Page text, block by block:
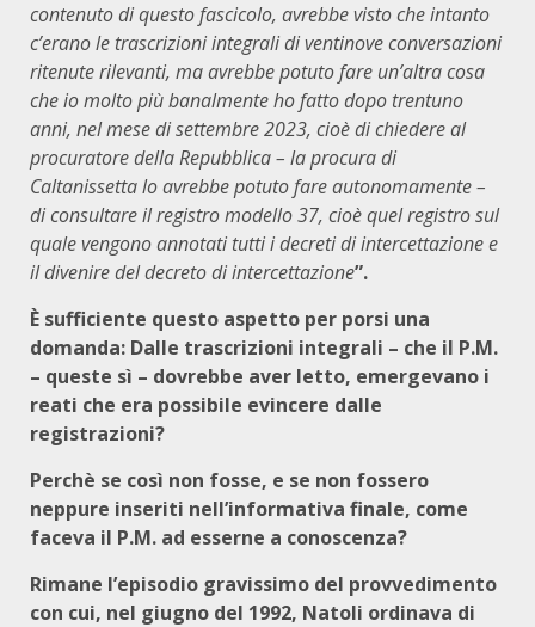
contenuto di questo fascicolo, avrebbe visto che intanto
c’erano le trascrizioni integrali di ventinove conversazioni
ritenute rilevanti, ma avrebbe potuto fare un’altra cosa
che io molto più banalmente ho fatto dopo trentuno
anni, nel mese di settembre 2023, cioè di chiedere al
procuratore della Repubblica – la procura di
Caltanissetta lo avrebbe potuto fare autonomamente –
di consultare il registro modello 37, cioè quel registro sul
quale vengono annotati tutti i decreti di intercettazione e
il divenire del decreto di intercettazione”.
È sufficiente questo aspetto per porsi una
domanda: Dalle trascrizioni integrali – che il P.M.
– queste sì – dovrebbe aver letto, emergevano i
reati che era possibile evincere dalle
registrazioni?
Perchè se così non fosse, e se non fossero
neppure inseriti nell’informativa finale, come
faceva il P.M. ad esserne a conoscenza?
Rimane l’episodio gravissimo del provvedimento
con cui, nel giugno del 1992, Natoli ordinava di